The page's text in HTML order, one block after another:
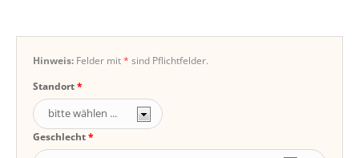
Hinweis: Felder mit* sind Pflichtfelder.
Standort
Geschlecht